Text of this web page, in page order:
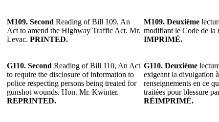
M109. Second Reading of Bill 109, An
Act to amend the Highway Traffic Act. Mr.
Levac. PRINTED.
M109. Deuxième
modifiant le Code de la
IMPRIMÉ.
G110. Second Reading of Bill 110, An Act
to require the disclosure of information to
police respecting persons being treated for
gunshot wounds. Hon. Mr. Kwinter.
REPRINTED.
G110. Deuxième
exigeant la divulgation
renseignements en ce
traitées pour blessure
RÉIMPRIMÉ.